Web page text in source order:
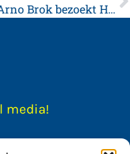
CdK Arno Brok bezoekt Historisch Centrum Franeker (HCF)
media!